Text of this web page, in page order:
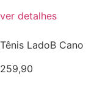
ver detalhes
Tênis LadoB
259,90